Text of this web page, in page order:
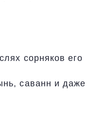
сорняков его
саванн и даже